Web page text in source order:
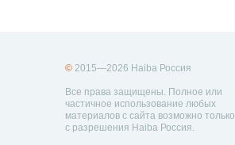
© 2015—2026 Haiba Россия
Все права защищены. Полное или
частичное использование любых
материалов с сайта возможно только
с разрешения Haiba Россия.